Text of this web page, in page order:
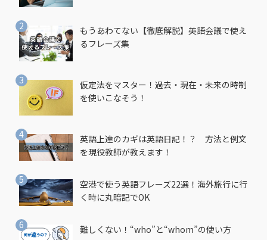
もうあわてない【徹底解説】英語会議で使え
るフレーズ集
仮定法をマスター！過去・現在・未来の時制
を使いこなそう！
英語上達のカギは英語日記！？ 方法と例文
を現役教師が教えます！
空港で使う英語フレーズ22選！海外旅行に行
く時に丸暗記でOK
難しくない！“who”と“whom”の使い方